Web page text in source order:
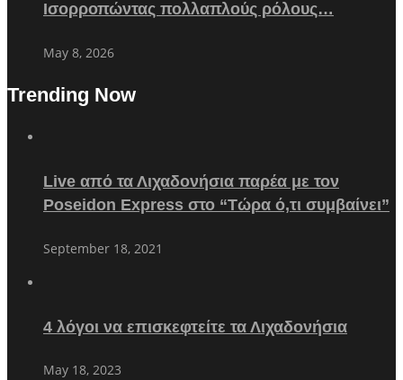
Ισορροπώντας πολλαπλούς ρόλους…
May 8, 2026
Trending Now
Live από τα Λιχαδονήσια παρέα με τον
Poseidon Express στο “Τώρα ό,τι συμβαίνει”
September 18, 2021
4 λόγοι να επισκεφτείτε τα Λιχαδονήσια
May 18, 2023